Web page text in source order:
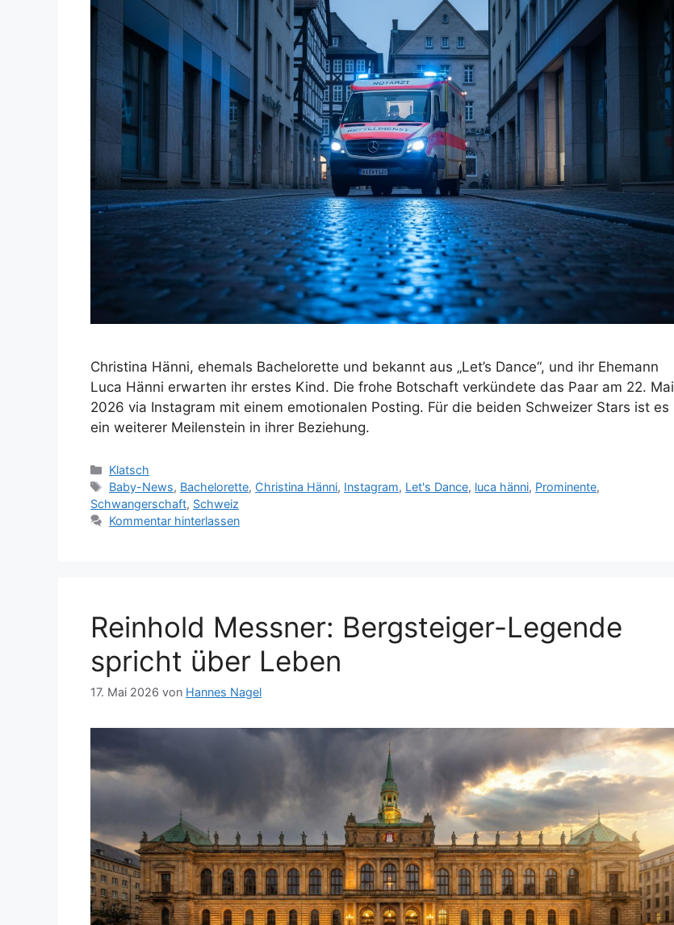
Christina Hänni, ehemals Bachelorette und bekannt aus „Let’s Dance“, und ihr Ehemann
Luca Hänni erwarten ihr erstes Kind. Die frohe Botschaft verkündete das Paar am 22. Mai
2026 via Instagram mit einem emotionalen Posting. Für die beiden Schweizer Stars ist es
ein weiterer Meilenstein in ihrer Beziehung.
Kategorien
Klatsch
Schlagwörter
Baby-News, Bachelorette, Christina Hänni, Instagram, Let's Dance, luca hänni, Prominente,
Schwangerschaft, Schweiz
Kommentar hinterlassen
Reinhold Messner: Bergsteiger-Legende
spricht über Leben
17. Mai 2026 von Hannes Nagel